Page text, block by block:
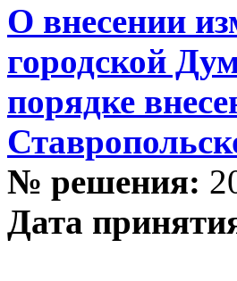
О внесении
городской
порядке
№ решения:
Дата